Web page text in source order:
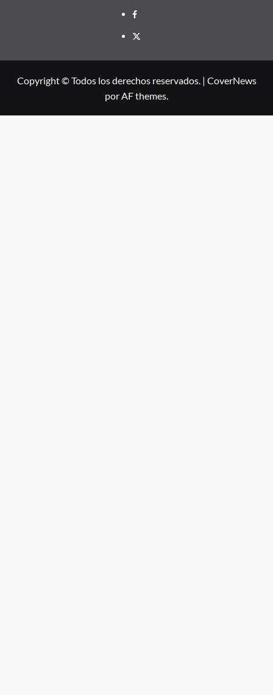
Facebook
X
Copyright © Todos los derechos reservados. | CoverNews
por AF themes.